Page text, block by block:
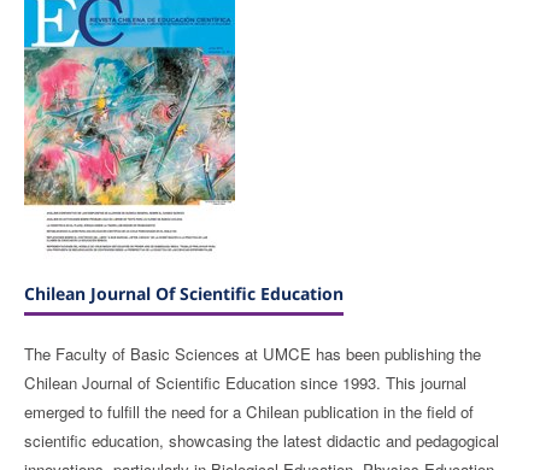
Chilean Journal Of Scientific Education
The Faculty of Basic Sciences at UMCE has been publishing the
Chilean Journal of Scientific Education since 1993. This journal
emerged to fulfill the need for a Chilean publication in the field of
scientific education, showcasing the latest didactic and pedagogical